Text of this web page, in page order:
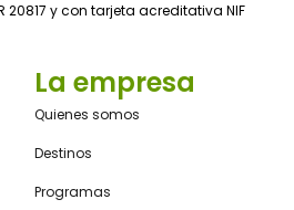
20817 y con tarjeta acreditativa NIF
La empresa
Quienes somos
Destinos
Programas